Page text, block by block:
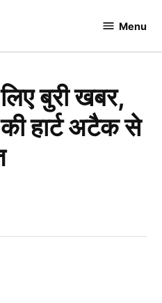
Menu
बुरी खबर,
हार्ट अटैक से